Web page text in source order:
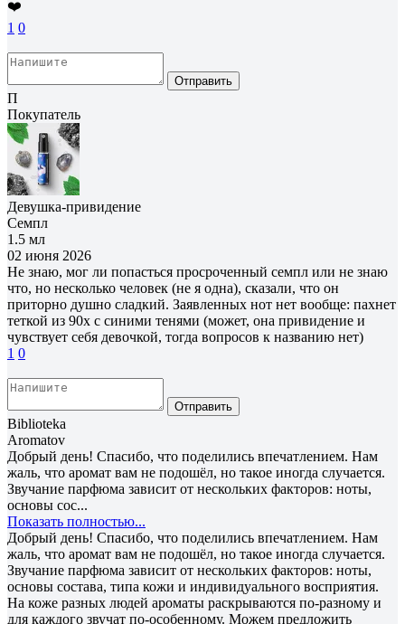
❤️
1 0
Отправить
П
Покупатель
Девушка-привидение
Семпл
1.5 мл
02 июня 2026
Не знаю, мог ли попасться просроченный семпл или не знаю
что, но несколько человек (не я одна), сказали, что он
приторно душно сладкий. Заявленных нот нет вообще: пахнет
теткой из 90х с синими тенями (может, она привидение и
чувствует себя девочкой, тогда вопросов к названию нет)
1 0
Отправить
Biblioteka
Aromatov
Добрый день! Спасибо, что поделились впечатлением. Нам
жаль, что аромат вам не подошёл, но такое иногда случается.
Звучание парфюма зависит от нескольких факторов: ноты,
основы сос...
Показать полностью...
Добрый день! Спасибо, что поделились впечатлением. Нам
жаль, что аромат вам не подошёл, но такое иногда случается.
Звучание парфюма зависит от нескольких факторов: ноты,
основы состава, типа кожи и индивидуального восприятия.
На коже разных людей ароматы раскрываются по-разному и
для каждого звучат по-особенному. Можем предложить